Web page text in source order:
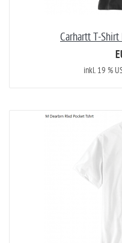
Carhartt T-Shirt
inkl. 19 %